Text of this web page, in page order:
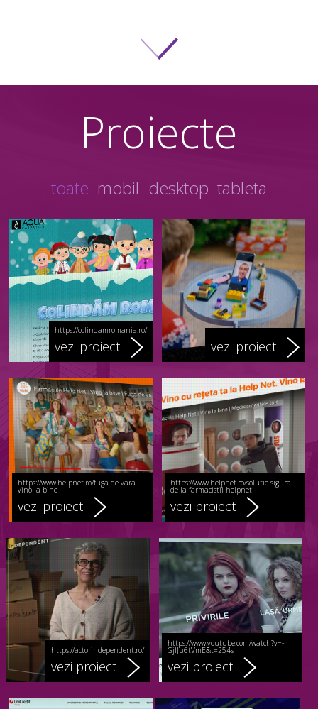
Proiecte
toate mobil desktop tableta
https://colindamromania.ro/
vezi proiect vezi proiect
https://www.helpnet.ro/fuga-de-vara-
vino-la-bine
vezi proiect
https://www.helpnet.ro/solutie-sigura-
de-la-farmacistii-helpnet
vezi proiect
https://actorindependent.ro/
vezi proiect
https://www.youtube.com/watch?v=-
GjIJu6tVmE&t=254s
vezi proiect